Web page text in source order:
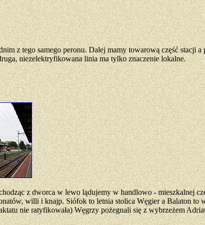
z tego samego peronu. Dalej mamy towarową część stacji
niezelektryfikowana linia ma tylko znaczenie lokalne.
z dworca w lewo lądujemy w handlowo - mieszkalnej
willi i knajp. Siófok to letnia stolica Węgier a Balaton to
nie ratyfikowała) Węgrzy pożegnali się z wybrzeżem